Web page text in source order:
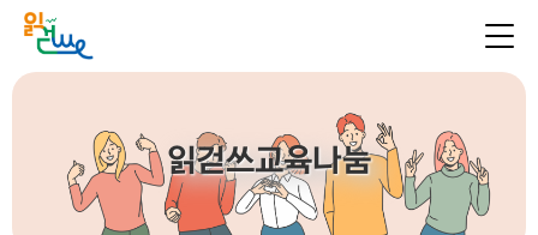
읽걷쓰교육나눔